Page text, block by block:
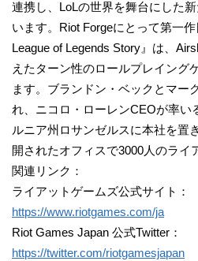
連携し、LoLの世界を舞台にした
います。Riot Forgeにとって第一
League of Legends Story』は、
えたターン性のロールプレイング
ます。ブランドン・ベックとマー
れ、ニコロ・ローレンCEOが率い
ルニア州ロサンゼルスに本社を置
開されたオフィスで3000人のライ
関連リンク：
ライアットゲームズ公式サイト：
https://www.riotgames.com/ja
Riot Games Japan 公式Twitter：
https://twitter.com/riotgamesjapan